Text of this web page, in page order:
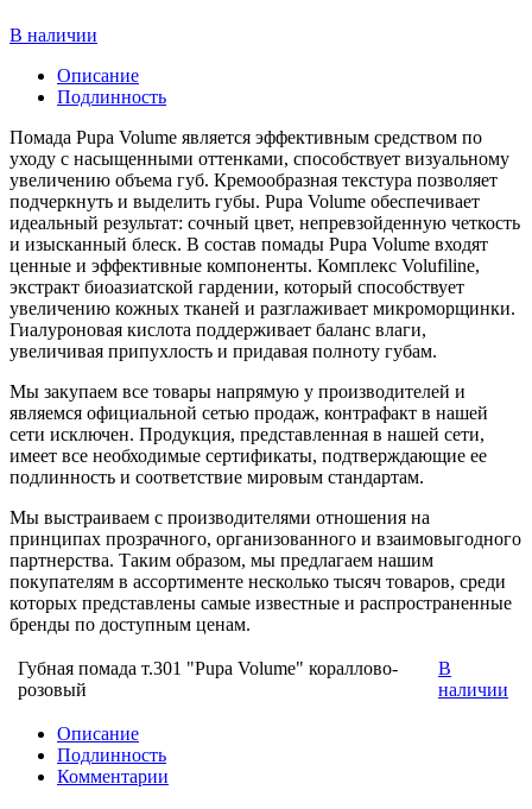
В наличии
Описание
Подлинность
Помада Pupa Volume является эффективным средством по
уходу с насыщенными оттенками, способствует визуальному
увеличению объема губ. Кремообразная текстура позволяет
подчеркнуть и выделить губы. Pupa Volume обеспечивает
идеальный результат: сочный цвет, непревзойденную четкость
и изысканный блеск. В состав помады Pupa Volume входят
ценные и эффективные компоненты. Комплекс Volufiline,
экстракт биоазиатской гардении, который способствует
увеличению кожных тканей и разглаживает микроморщинки.
Гиалуроновая кислота поддерживает баланс влаги,
увеличивая припухлость и придавая полноту губам.
Мы закупаем все товары напрямую у производителей и
являемся официальной сетью продаж, контрафакт в нашей
сети исключен. Продукция, представленная в нашей сети,
имеет все необходимые сертификаты, подтверждающие ее
подлинность и соответствие мировым стандартам.
Мы выстраиваем с производителями отношения на
принципах прозрачного, организованного и взаимовыгодного
партнерства. Таким образом, мы предлагаем нашим
покупателям в ассортименте несколько тысяч товаров, среди
которых представлены самые известные и распространенные
бренды по доступным ценам.
Губная помада т.301 "Pupa Volume" кораллово-
розовый
В
наличии
Описание
Подлинность
Комментарии